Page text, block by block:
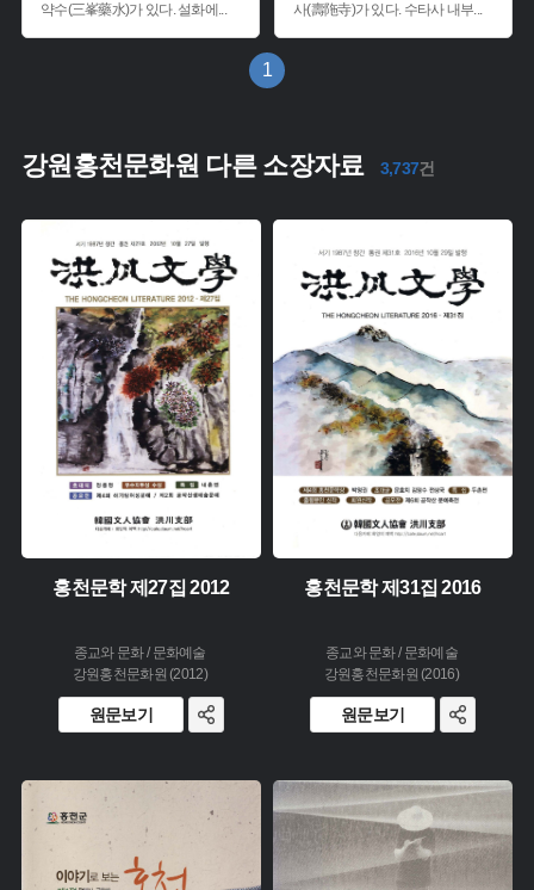
약수(三峯藥水)가 있다. 설화에 ...
사(壽陁寺)가 있다. 수타사 내부...
1
강원홍천문화원 다른 소장자료 3,737건
주제 :
유형 :
생산 :
소장 :
홍천문학 제27집 2012
종교와 문화 / 문화예술
강원홍천문화원 (2012)
원문보기
주제 :
유형 :
생산 :
소장 :
홍천문학 제31집 2016
종교와 문화 / 문화예술
강원홍천문화원 (2016)
원문보기
주제 :
주제 :